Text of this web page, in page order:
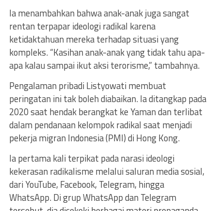
Ia menambahkan bahwa anak-anak juga sangat
rentan terpapar ideologi radikal karena
ketidaktahuan mereka terhadap situasi yang
kompleks. “Kasihan anak-anak yang tidak tahu apa-
apa kalau sampai ikut aksi terorisme,” tambahnya.
Pengalaman pribadi Listyowati membuat
peringatan ini tak boleh diabaikan. Ia ditangkap pada
2020 saat hendak berangkat ke Yaman dan terlibat
dalam pendanaan kelompok radikal saat menjadi
pekerja migran Indonesia (PMI) di Hong Kong.
Ia pertama kali terpikat pada narasi ideologi
kekerasan radikalisme melalui saluran media sosial,
dari YouTube, Facebook, Telegram, hingga
WhatsApp. Di grup WhatsApp dan Telegram